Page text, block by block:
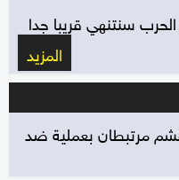
سنتنهي قريبا جدا
المزيد
قشم مرتبطان بعملية ضد